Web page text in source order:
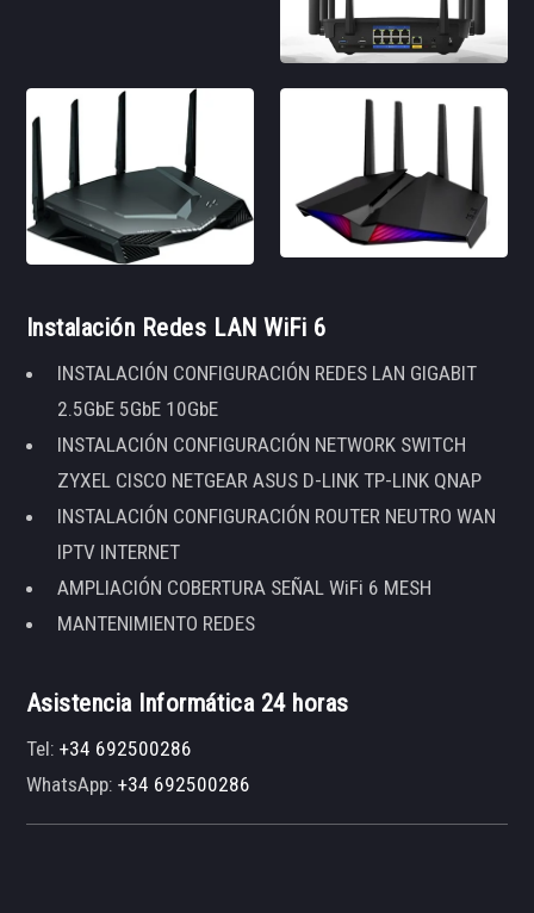
Instalación Redes LAN WiFi 6
INSTALACIÓN CONFIGURACIÓN REDES LAN GIGABIT
2.5GbE 5GbE 10GbE
INSTALACIÓN CONFIGURACIÓN NETWORK SWITCH
ZYXEL CISCO NETGEAR ASUS D-LINK TP-LINK QNAP
INSTALACIÓN CONFIGURACIÓN ROUTER NEUTRO WAN
IPTV INTERNET
AMPLIACIÓN COBERTURA SEÑAL WiFi 6 MESH
MANTENIMIENTO REDES
Asistencia Informática 24 horas
Tel:+34 692500286
WhatsApp:+34 692500286